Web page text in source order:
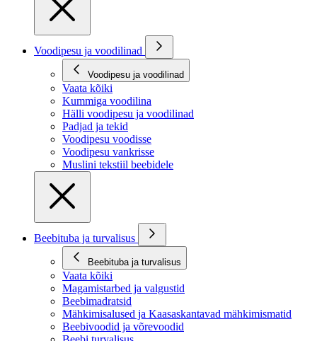
Voodipesu ja voodilinad
Voodipesu ja voodilinad
Vaata kõiki
Kummiga voodilina
Hälli voodipesu ja voodilinad
Padjad ja tekid
Voodipesu voodisse
Voodipesu vankrisse
Muslini tekstiil beebidele
Beebituba ja turvalisus
Beebituba ja turvalisus
Vaata kõiki
Magamistarbed ja valgustid
Beebimadratsid
Mähkimisalused ja Kaasaskantavad mähkimismatid
Beebivoodid ja võrevoodid